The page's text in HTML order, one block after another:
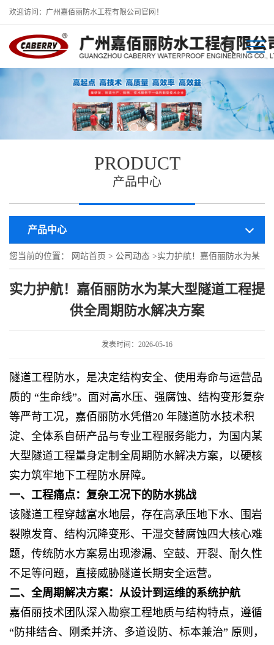
欢迎访问：广州嘉佰丽防水工程有限公司官网！
PRODUCT
产品中心
产品中心
您当前的位置： 网站首页 > 公司动态 >实力护航！嘉佰丽防水为某
大型隧道工程提供全周期防水解决方案
实力护航！嘉佰丽防水为某大型隧道工程提
供全周期防水解决方案
发表时间：2026-05-16
隧道工程防水，是决定结构安全、使用寿命与运营品
质的 “生命线”。面对高水压、强腐蚀、结构变形复杂
等严苛工况，嘉佰丽防水凭借20 年隧道防水技术积
淀、全体系自研产品与专业工程服务能力，为国内某
大型隧道工程量身定制全周期防水解决方案，以硬核
实力筑牢地下工程防水屏障。
一、工程痛点：复杂工况下的防水挑战
该隧道工程穿越富水地层，存在高承压地下水、围岩
裂隙发育、结构沉降变形、干湿交替腐蚀四大核心难
题，传统防水方案易出现渗漏、空鼓、开裂、耐久性
不足等问题，直接威胁隧道长期安全运营。
二、全周期解决方案：从设计到运维的系统护航
嘉佰丽技术团队深入勘察工程地质与结构特点，遵循
“防排结合、刚柔并济、多道设防、标本兼治” 原则，